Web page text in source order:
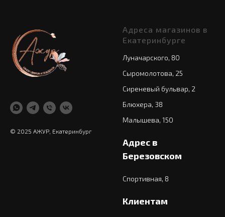
© 2025 АЖУР, Екатеринбург
Адреса магазинов в
Екатеринбурге
Луначарского, 80
Сыромолотова, 25
Сиреневый бульвар, 2
Блюхера, 38
Малышева, 150
Адрес в
Березовском
Спортивная, 8
Клиентам